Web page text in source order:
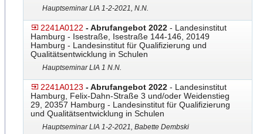
Hauptseminar LIA 1-2-2021, N.N.
2241A0122 - Abrufangebot 2022 - Landesinstitut
Hamburg - Isestraße, Isestraße 144-146, 20149
Hamburg - Landesinstitut für Qualifizierung und
Qualitätsentwicklung in Schulen
Hauptseminar LIA 1 N.N.
2241A0123 - Abrufangebot 2022 - Landesinstitut
Hamburg, Felix-Dahn-Straße 3 und/oder Weidenstieg
29, 20357 Hamburg - Landesinstitut für Qualifizierung
und Qualitätsentwicklung in Schulen
Hauptseminar LIA 1-2-2021, Babette Dembski